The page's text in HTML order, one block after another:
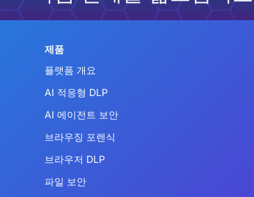
제품
플랫폼 개요
AI 적응형 DLP
AI 에이전트 보안
브라우징 포렌식
브라우저 DLP
파일 보안